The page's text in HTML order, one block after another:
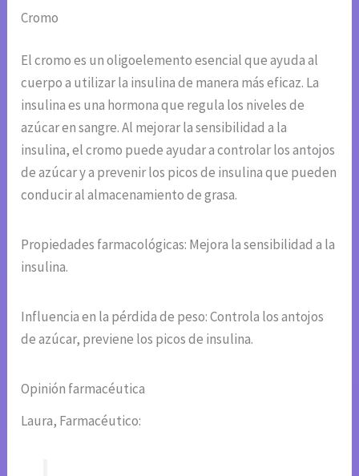
Cromo
El cromo es un oligoelemento esencial que ayuda al
cuerpo a utilizar la insulina de manera más eficaz. La
insulina es una hormona que regula los niveles de
azúcar en sangre. Al mejorar la sensibilidad a la
insulina, el cromo puede ayudar a controlar los antojos
de azúcar y a prevenir los picos de insulina que pueden
conducir al almacenamiento de grasa.
Propiedades farmacológicas: Mejora la sensibilidad a la
insulina.
Influencia en la pérdida de peso: Controla los antojos
de azúcar, previene los picos de insulina.
Opinión farmacéutica
Laura, Farmacéutico: